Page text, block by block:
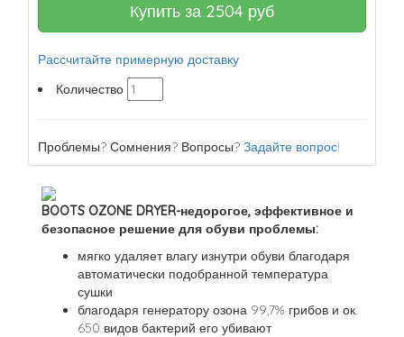
Купить за 2504 руб
Рассчитайте примерную доставку
Количество
Проблемы? Сомнения? Вопросы? Задайте вопрос!
BOOTS OZONE DRYER-недорогое, эффективное и
безопасное решение для обуви проблемы:
мягко удаляет влагу изнутри обуви благодаря
автоматически подобранной температура
сушки
благодаря генератору озона 99,7% грибов и ок.
650 видов бактерий его убивают